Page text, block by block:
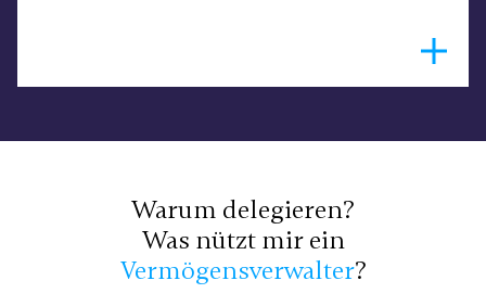
Warum delegieren?
Was nützt mir ein
Vermögensverwalter?